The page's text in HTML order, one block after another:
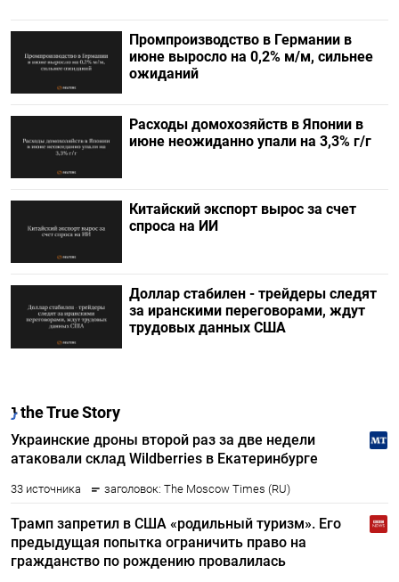
Промпроизводство в Германии в
июне выросло на 0,2%​​​ м/м, сильнее
ожиданий
Расходы домохозяйств в Японии в
июне неожиданно упали на 3,3% г/г
Китайский экспорт вырос за счет
спроса на ИИ
Доллар стабилен - трейдеры следят
за иранскими переговорами, ждут
трудовых данных США